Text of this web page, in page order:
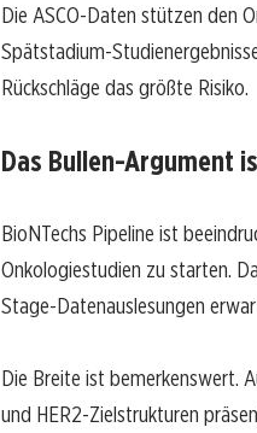
Die ASCO-Daten stützen den
Spätstadium-
Rückschläge das größte Risiko.
Das Bullen-Argument
BioNTechs Pipeline ist
Onkologiestudien zu starten.
Stage-Datenauslesungen
Die Breite ist bemerkenswert.
und HER2-Zielstrukturen